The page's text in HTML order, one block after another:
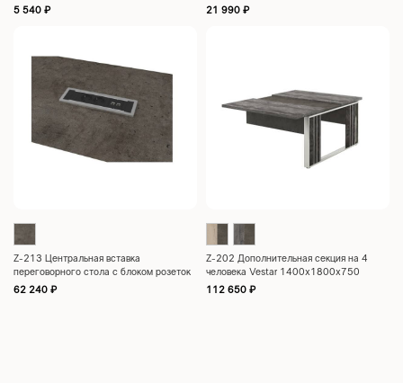
розеток Vestar 1400x460x18
5 540 ₽
1400x460x18
21 990 ₽
Z-213 Центральная вставка
переговорного стола с блоком розеток
BachMann Vestar 1400x460x18
62 240 ₽
Z-202 Дополнительная секция на 4
человека Vestar 1400x1800x750
112 650 ₽